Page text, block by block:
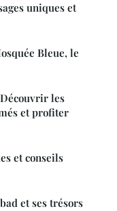
uniques et
Bleue, le
les
et profiter
et conseils
et ses trésors